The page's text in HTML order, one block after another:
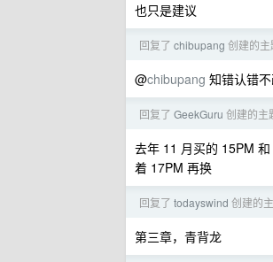
也只是建议
回复了 chibupang 创建的主
@chibupang 知错认错
回复了 GeekGuru 创建的主
去年 11 月买的 15PM
着 17PM 再换
回复了 todayswind 创建的
第三章，青背龙